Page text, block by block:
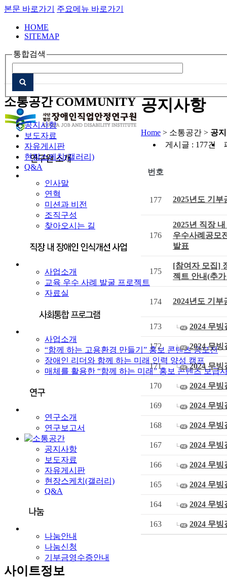
본문 바로가기 주요메뉴 바로가기
HOME
SITEMAP
통합검색
인사말
연혁
미션과 비전
조직구성
찾아오시는 길
사업소개
교육 우수 사례 발굴 프로젝트
자료실
사업소개
“함께 하는 고용환경 만들기” 홍보 콘텐츠 공모전
장애인 리더와 함께 하는 미래 인력 양성 캠프
매체를 활용한 “함께 하는 미래” 홍보 콘텐츠 보급
연구소개
연구보고서
공지사항
보도자료
자유게시판
현장스케치(갤러리)
Q&A
나눔안내
나눔신청
기부금영수증안내
소통공간COMMUNITY
공지사항
보도자료
자유게시판
현장스케치(갤러리)
Q&A
공지사항
Home > 소통공간 > 공
게시글 : 177건
번호
177 2025년도 기
176
2025년 직장
우수사례공모
발표
175
[참여자 모집]
젝트 안내(추
174 2024년도 기
173 2024 무
172 2024 무
171 2024 무
170 2024 무
169 2024 무
168 2024 무
167 2024 무
166 2024 무
165 2024 무
164 2024 무
163 2024 무
사이트정보